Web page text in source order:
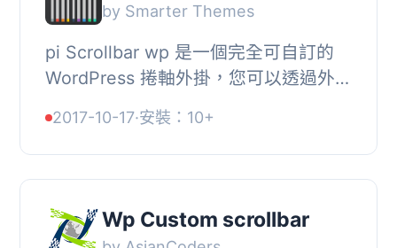
by Smarter Themes
pi Scrollbar wp 是一個完全可自訂的
WordPress 捲軸外掛，您可以透過外掛
動速度、寬度、邊框樣式和其他設置。,
外掛功能...
2017-10-17·安裝：10+
Wp Custom scrollbar